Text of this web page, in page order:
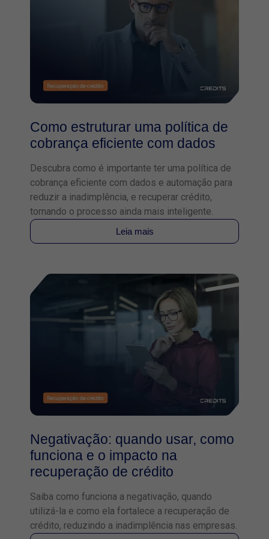
Como estruturar uma política de
cobrança eficiente com dados
Descubra como é importante ter uma política de
cobrança eficiente com dados e automação para
reduzir a inadimplência, e recuperar crédito,
tornando o processo ainda mais inteligente.
Leia mais
Negativação: quando usar, como
funciona e o impacto na
recuperação de crédito
Saiba como funciona a negativação, quando
utilizá-la e como ela fortalece a recuperação de
crédito, reduzindo a inadimplência nas empresas.